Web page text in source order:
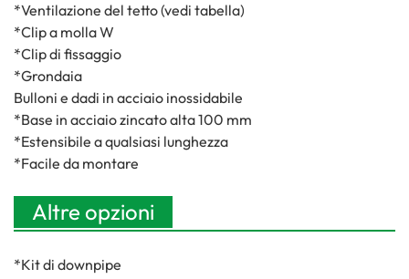
*Ventilazione del tetto (vedi tabella)
*Clip a molla W
*Clip di fissaggio
*Grondaia
Bulloni e dadi in acciaio inossidabile
*Base in acciaio zincato alta 100 mm
*Estensibile a qualsiasi lunghezza
*Facile da montare
Altre opzioni
*Kit di downpipe